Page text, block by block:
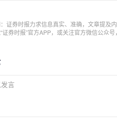
证券时报力求信息真实、准确，文章提及
证券时报”官方APP，或关注官方微信公众
言